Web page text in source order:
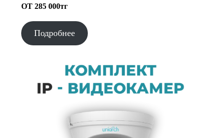
ОТ 285 000тг
Подробнее